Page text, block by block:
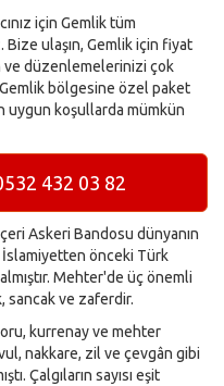
için Gemlik tüm
Bize ulaşın, Gemlik için fiyat
ve düzenlemelerinizi çok
bölgesine özel paket
uygun koşullarda mümkün
432 03 82
Askeri Bandosu dünyanın
İslamiyetten önceki Türk
Mehter'de üç önemli
sancak ve zaferdir.
kurrenay ve mehter
nakkare, zil ve çevgân gibi
Çalgıların sayısı eşit